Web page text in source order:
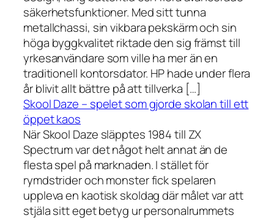
säkerhetsfunktioner. Med sitt tunna
metallchassi, sin vikbara pekskärm och sin
höga byggkvalitet riktade den sig främst till
yrkesanvändare som ville ha mer än en
traditionell kontorsdator. HP hade under flera
år blivit allt bättre på att tillverka […]
Skool Daze – spelet som gjorde skolan till ett
öppet kaos
När Skool Daze släpptes 1984 till ZX
Spectrum var det något helt annat än de
flesta spel på marknaden. I stället för
rymdstrider och monster fick spelaren
uppleva en kaotisk skoldag där målet var att
stjäla sitt eget betyg ur personalrummets